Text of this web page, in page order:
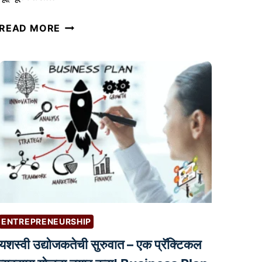
READ MORE Y
T
U
B
E
R
S
सा
ठी
डि
ओ
ए
ENTREPRENEURSHIP
उद्योजकतेची सुरुवात – एक प्रॅक्टिकल